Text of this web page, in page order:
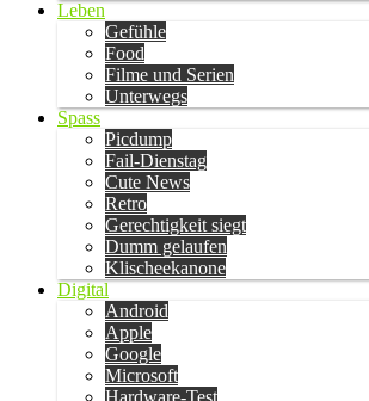
Leben
Gefühle
Food
Filme und Serien
Unterwegs
Spass
Picdump
Fail-Dienstag
Cute News
Retro
Gerechtigkeit siegt
Dumm gelaufen
Klischeekanone
Digital
Android
Apple
Google
Microsoft
Hardware-Test